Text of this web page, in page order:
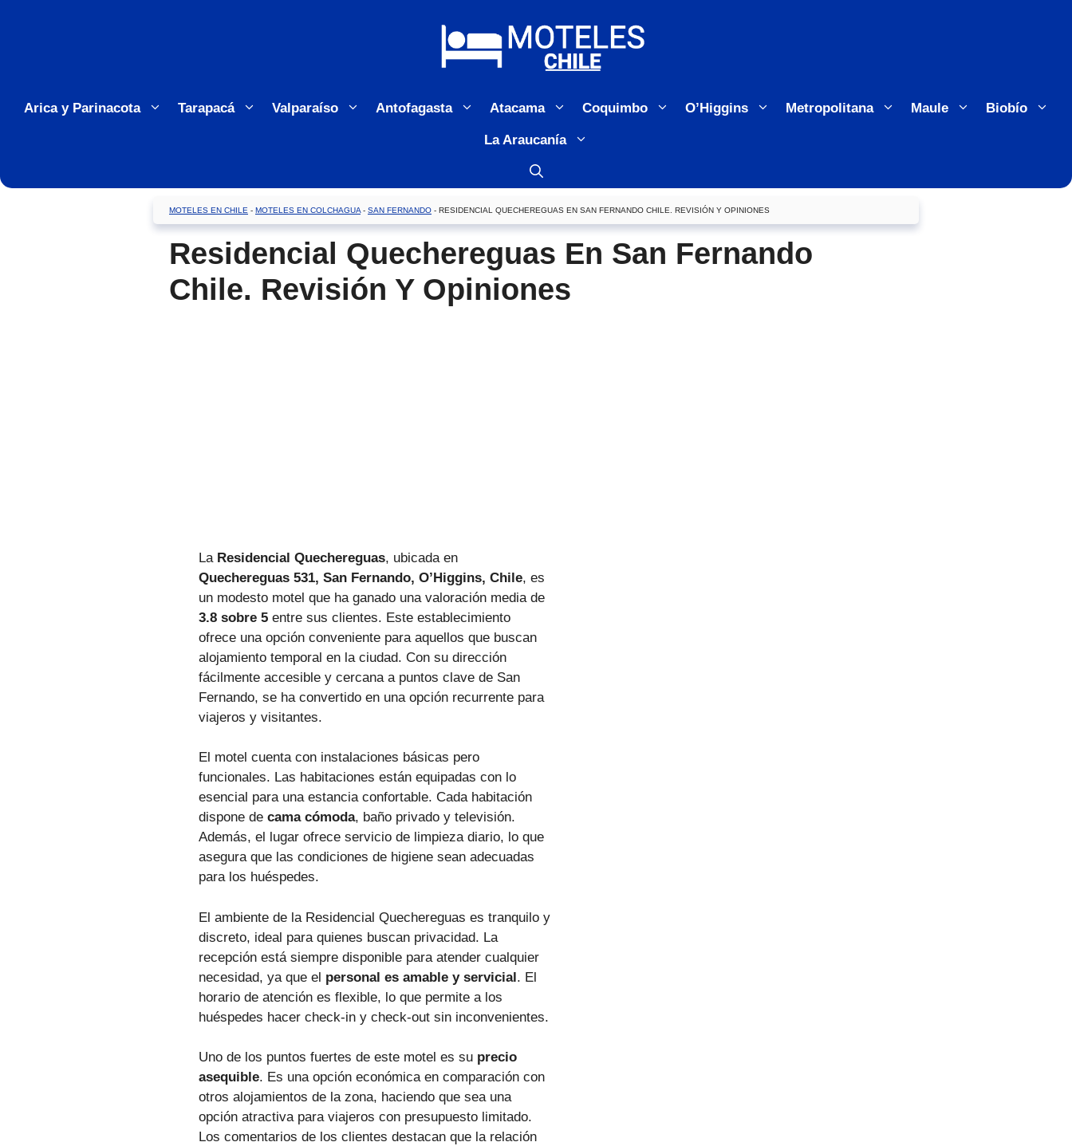
Arica y Parinacota Tarapacá Valparaíso Antofagasta Atacama Coquimbo O’Higgins Metropolitana Maule Biobío
La Araucanía
MOTELES EN CHILE - MOTELES EN COLCHAGUA- SAN FERNANDO - RESIDENCIAL QUECHEREGUAS EN SAN FERNANDO CHILE. REVISIÓN Y OPINIONES
Residencial Quechereguas En San Fernando
Chile. Revisión Y Opiniones
La Residencial Quechereguas, ubicada en
Quechereguas 531, San Fernando, O’Higgins, Chile, es
un modesto motel que ha ganado una valoración media de
3.8 sobre 5entre sus clientes. Este establecimiento
ofrece una opción conveniente para aquellos que buscan
alojamiento temporal en la ciudad. Con su dirección
fácilmente accesible y cercana a puntos clave de San
Fernando, se ha convertido en una opción recurrente para
viajeros y visitantes.
El motel cuenta con instalaciones básicas pero
funcionales. Las habitaciones están equipadas con lo
esencial para una estancia confortable. Cada habitación
dispone de cama cómoda, baño privado y televisión.
Además, el lugar ofrece servicio de limpieza diario, lo que
asegura que las condiciones de higiene sean adecuadas
para los huéspedes.
El ambiente de la Residencial Quechereguas es tranquilo y
discreto, ideal para quienes buscan privacidad. La
recepción está siempre disponible para atender cualquier
necesidad, ya que el personal es amable y servicial. El
horario de atención es flexible, lo que permite a los
huéspedes hacer check-in y check-out sin inconvenientes.
Uno de los puntos fuertes de este motel es su precio
asequible. Es una opción económica en comparación con
otros alojamientos de la zona, haciendo que sea una
opción atractiva para viajeros con presupuesto limitado.
Los comentarios de los clientes destacan que la relación